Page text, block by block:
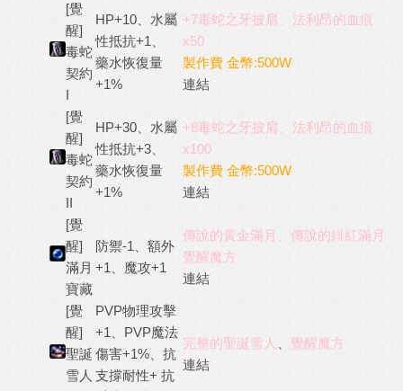
[覺
醒]
毒蛇
契約
I
HP+10、水屬
性抵抗+1、
藥水恢復量
+1%
+7毒蛇之牙披肩、法利昂的血痕
x50
製作費 金幣:500W
連結
[覺
醒]
毒蛇
契約
II
HP+30、水屬
性抵抗+3、
藥水恢復量
+1%
+8毒蛇之牙披肩、法利昂的血痕
x100
製作費 金幣:500W
連結
[覺
醒]
滿月
寶藏
防禦-1、額外
+1、魔攻+1
傳說的黃金滿月、傳說的緋紅滿月
覺醒魔方
連結
[覺
醒]
聖誕
雪人
PVP物理攻擊
+1、PVP魔法
傷害+1%、抗
支撐耐性+ 抗
完整的聖誕雪人
覺醒魔方
連結